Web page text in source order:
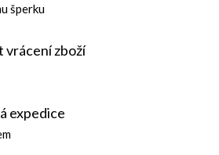
šperku
vrácení zboží
expedice